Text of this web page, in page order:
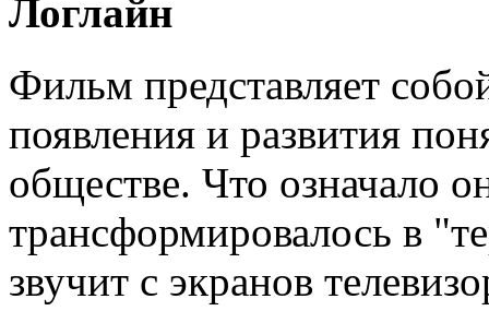
Логлайн
Фильм представляет
появления и развития
обществе. Что означало
трансформировалось в
звучит с экранов